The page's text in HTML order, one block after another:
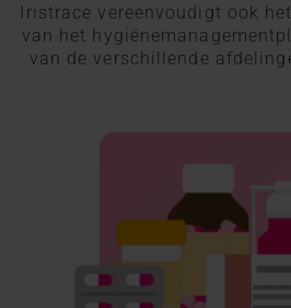
Iristrace vereenvoudigt ook
van het
van de verschillende